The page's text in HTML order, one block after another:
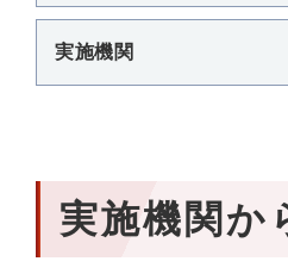
実施機関
実施機関か